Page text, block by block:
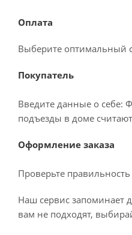
Оплата
Выберите оптимальный
Покупатель
Введите данные о себе:
подъезды в доме
Оформление заказа
Проверьте
Наш сервис запоминает
вам не подходят,